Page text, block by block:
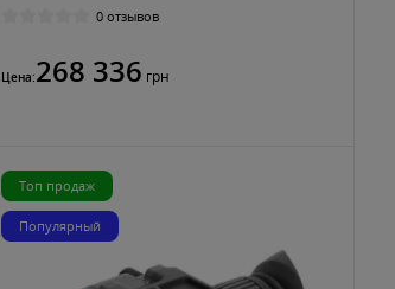
0 отзывов
Цена:268 336 грн
Топ продаж
Популярный